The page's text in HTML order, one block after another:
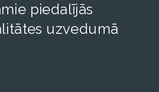
piedalījās
uzvedumā